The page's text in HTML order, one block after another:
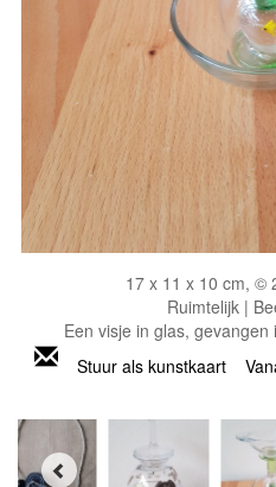
17 x 11 x 10 cm, ©
Ruimtelijk |
Een visje in glas,
Stuur als kunstkaart